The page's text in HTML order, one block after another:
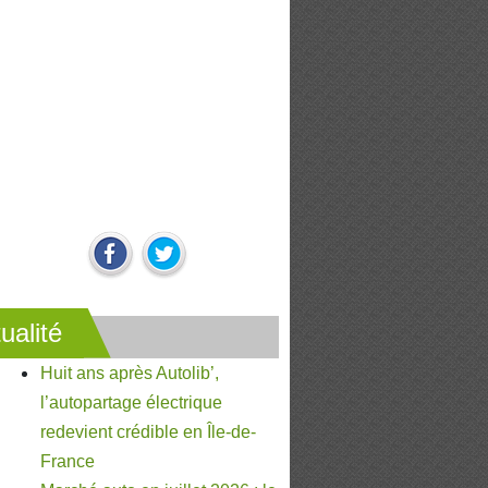
Huit ans après Autolib’,
l’autopartage électrique
redevient crédible en Île-de-
France